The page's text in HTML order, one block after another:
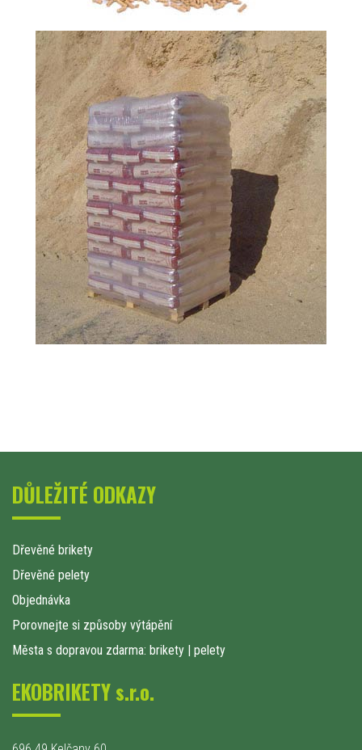
DŮLEŽITÉ ODKAZY
Dřevěné brikety
Dřevěné pelety
Objednávka
Porovnejte si způsoby výtápění
Města s dopravou zdarma: brikety | pelety
EKOBRIKETY s.r.o.